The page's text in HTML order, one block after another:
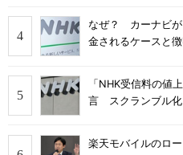
なぜ？ カーナビ
金されるケースと
「NHK受信料の値
言 スクランブル化
楽天モバイルのロ